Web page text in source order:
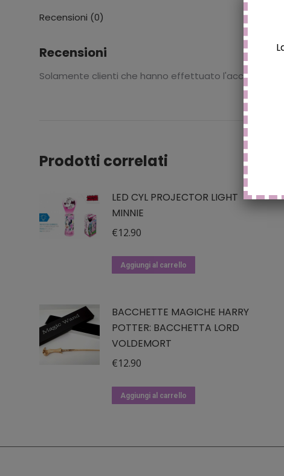
Recensioni (0)
Recensioni
Solamente clienti che hanno effettuato l'accesso
Prodotti correlati
LED CYL PROJECTOR LIGHT
MINNIE
€12.90
Aggiungi al carrello
BACCHETTE MAGICHE HARRY
POTTER: BACCHETTA LORD
VOLDEMORT
€12.90
Aggiungi al carrello